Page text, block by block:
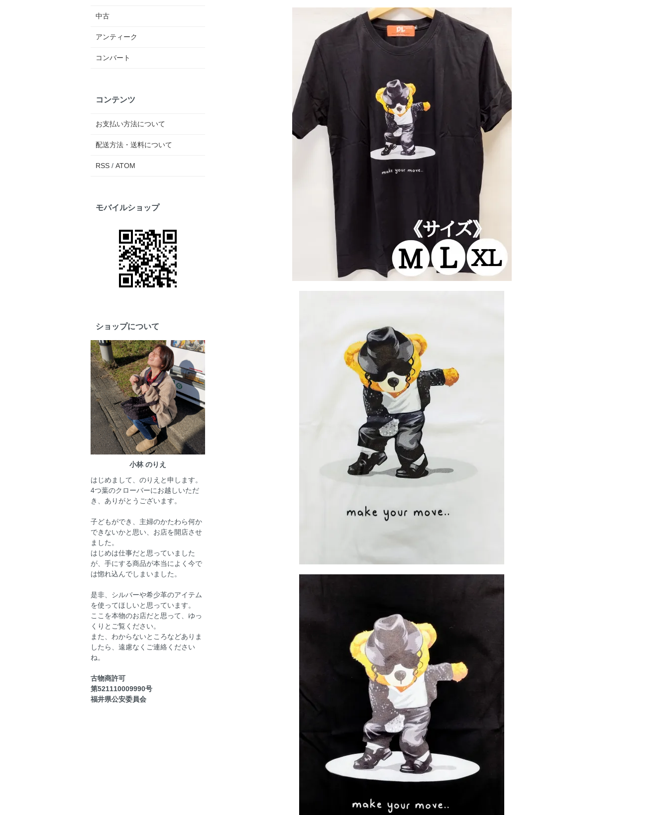
中古
アンティーク
コンバート
コンテンツ
お支払い方法について
配送方法・送料について
RSS / ATOM
モバイルショップ
ショップについて
小林 のりえ
はじめまして、のりえと申します。
4つ葉のクローバーにお越しいただ
き、ありがとうございます。
子どもができ、主婦のかたわら何か
できないかと思い、お店を開店させ
ました。
はじめは仕事だと思っていました
が、手にする商品が本当によく今で
は惚れ込んでしまいました。
是非、シルバーや希少革のアイテム
を使ってほしいと思っています。
ここを本物のお店だと思って、ゆっ
くりとご覧ください。
また、わからないところなどありま
したら、遠慮なくご連絡ください
ね。
古物商許可
第521110009990号
福井県公安委員会